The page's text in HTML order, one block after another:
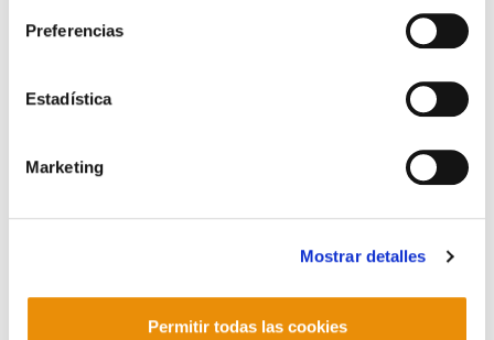
Preferencias
Estadística
Marketing
Mostrar detalles
Permitir todas las cookies
Telf. +33 (0) 559 25 65 52
Mastodon